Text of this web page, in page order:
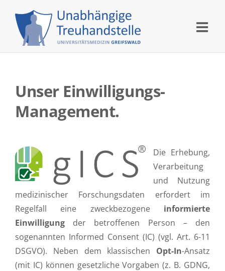
content
Unser Einwilligungs-
Management.
Die Erhebung,
Verarbeitung
und Nutzung
medizinischer Forschungsdaten erfordert im
Regelfall eine zweckbezogene informierte
Einwilligung der betroffenen Person – den
sogenannten Informed Consent (IC) (vgl. Art. 6-11
DSGVO). Neben dem klassischen Opt-In-Ansatz
(mit IC) können gesetzliche Vorgaben (z. B. GDNG,